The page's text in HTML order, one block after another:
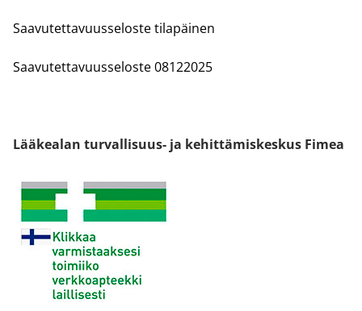
Saavutettavuusseloste tilapäinen
Saavutettavuusseloste 08122025
Lääkealan turvallisuus- ja kehittämiskeskus Fimea